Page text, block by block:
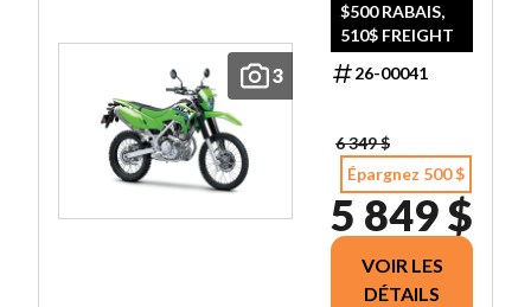
3
$500 RABAIS,
510$ FREIGHT
26-00041
6 349 $
Épargnez 500 $
5 849 $
VOIR LES
DÉTAILS